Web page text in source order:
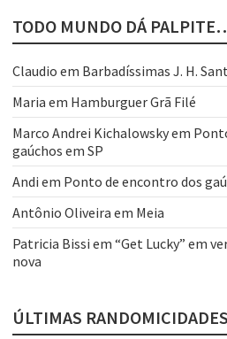
TODO MUNDO DÁ
Claudio em Barbadíssimas J. H.
Maria em Hamburguer Grã Filé
Marco Andrei Kichalowskyem
gaúchos em SP
Andi em Ponto de encontro dos
Antônio Oliveira em Meia
Patricia Bissi em “Get Lucky” em
nova
ÚLTIMAS RANDOMICIDADES